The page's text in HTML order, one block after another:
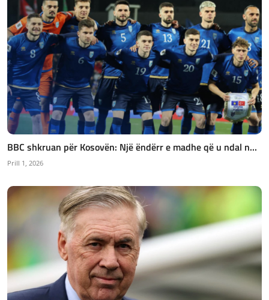
BBC shkruan për Kosovën: Një ëndërr e madhe që u ndal n...
Prill 1, 2026